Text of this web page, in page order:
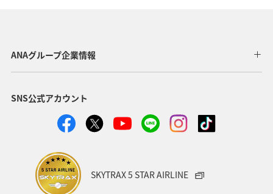
ANAグループ企業情報
SNS公式アカウント
SKYTRAX 5 STAR AIRLINE